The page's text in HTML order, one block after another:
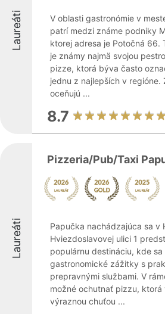
Laureáti
V oblasti gastronómie v
patrí medzi známe podniky
ktorej adresa je Potočná 66.
je známy najmä svojou
pizze, ktorá býva často
jednu z najlepších v regióne.
oceňujú ...
8.7
Laureáti
Pizzeria/Pub/Taxi
Papučka nachádzajúca sa v
Hviezdoslavovej ulici 1
populárnu destináciu, kde sa
gastronomické zážitky s
prepravnými službami. V
možné ochutnať pizzu, ktorá
výraznou chuťou ...